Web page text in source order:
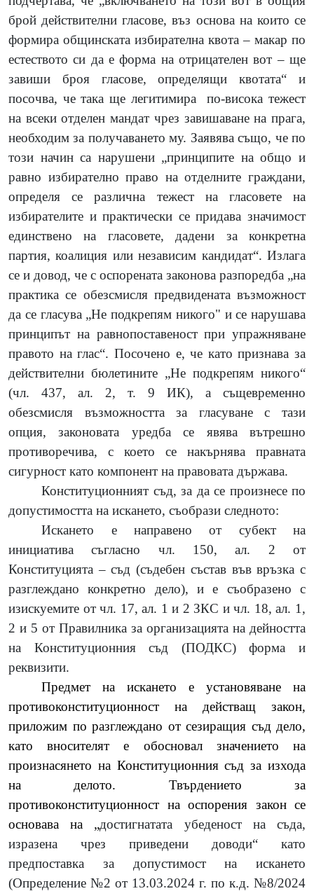
брой действителни гласове, въз основа на които се
формира общинската избирателна квота – макар по
естеството си да е форма на отрицателен вот – ще
завиши броя гласове, определящи квотата“ и
посочва, че така ще легитимира
по-висока тежест
на всеки отделен мандат чрез завишаване на прага,
необходим за получаването му. Заявява също, че по
този начин са нарушени „принципите на общо и
равно избирателно право на отделните граждани,
определя се различна тежест на гласовете на
избирателите и практически се придава значимост
единствено на гласовете, дадени за конкретна
партия, коалиция или независим кандидат“. Излага
се и довод, че с оспорената законова разпоредба „на
практика се обезсмисля предвидената възможност
да се гласува „Не подкрепям никого" и се нарушава
принципът на равнопоставеност при упражняване
правото на глас“. Посочено е, че като признава за
действителни бюлетините „Не подкрепям никого“
(чл. 437, ал. 2, т. 9 ИК), а същевременно
обезсмисля възможността за гласуване с тази
опция, законовата уредба се явява вътрешно
противоречива, с което се накърнява правната
сигурност като компонент на правовата държава.
Конституционният съд, за да се произнесе по
допустимостта на искането, съобрази следното:
Искането е направено от субект на
инициатива съгласно чл. 150, ал. 2 от
Конституцията – съд (съдебен състав във връзка с
разглеждано конкретно дело), и е съобразено с
изискуемите от чл. 17, ал. 1 и 2 ЗКС и чл. 18, ал. 1,
2 и 5 от Правилника за организацията на дейността
на Конституционния съд (ПОДКС) форма и
реквизити.
Предмет на искането е установяване на
противоконституционност на действащ закон,
приложим по разглеждано от сезиращия съд дело,
като вносителят е обосновал значението на
произнасянето на Конституционния съд за изхода
на делото. Твърдението за
противоконституционност на оспорения закон се
основава на „достигнатата убеденост на съда,
изразена чрез приведени доводи“ като
предпоставка за допустимост на искането
(Определение №2 от 13.03.2024 г. по к.д. №8/2024